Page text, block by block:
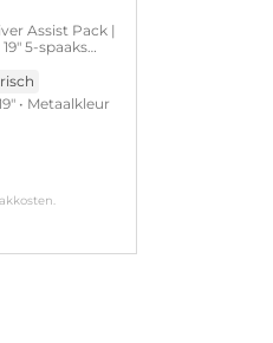
Assist Pack |
5-spaaks
| Cruise
• Metaalkleur
• DAB
• Stuurwiel
Cruise control
•
voor •